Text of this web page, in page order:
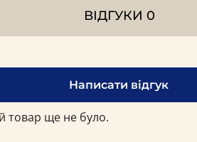
ВІДГУКИ 0
Написати відгук
товар ще не було.